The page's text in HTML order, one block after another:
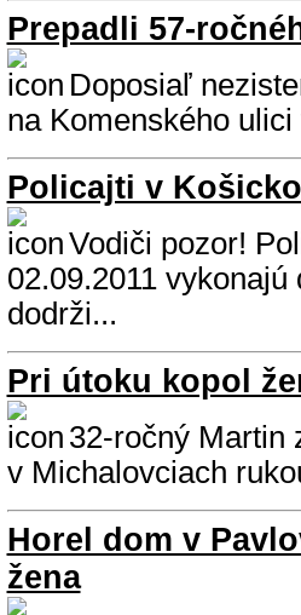
Prepadli 57-
Doposiaľ
na Komenského
Policajti v
Vodiči pozor!
02.09.2011
dodrži...
Pri útoku kopol
32-ročný Martin
v Michalovciach
Horel dom v
žena